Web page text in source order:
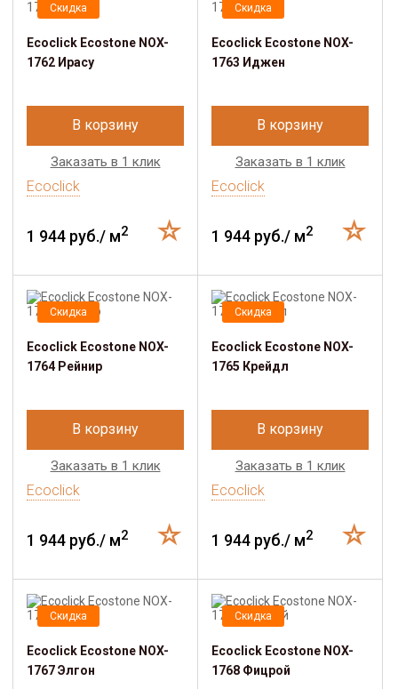
Скидка
Ecoclick Ecostone NOX-
1762 Ирасу
В корзину
Заказать в 1 клик
Ecoclick
1 944 руб./ м2
Скидка
Ecoclick Ecostone NOX-
1763 Иджен
В корзину
Заказать в 1 клик
Ecoclick
1 944 руб./ м2
Скидка
Ecoclick Ecostone NOX-
1764 Рейнир
В корзину
Заказать в 1 клик
Ecoclick
1 944 руб./ м2
Скидка
Ecoclick Ecostone NOX-
1765 Крейдл
В корзину
Заказать в 1 клик
Ecoclick
1 944 руб./ м2
Скидка
Ecoclick Ecostone NOX-
1767 Элгон
Скидка
Ecoclick Ecostone NOX-
1768 Фицрой